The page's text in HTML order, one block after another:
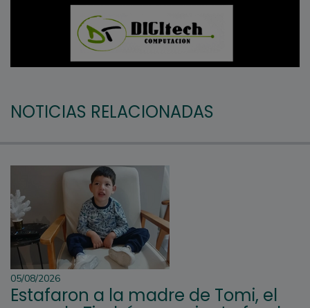
NOTICIAS RELACIONADAS
05/08/2026
Estafaron a la madre de Tomi, el